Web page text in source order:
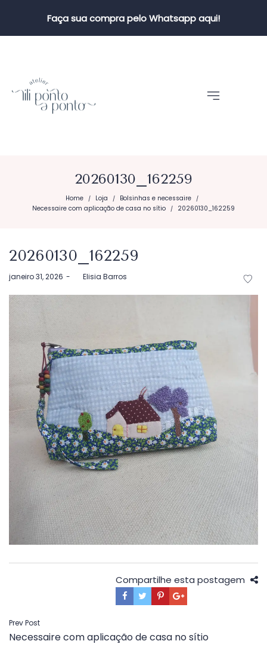
Faça sua compra pelo Whatsapp aqui!
20260130_162259
Home / Loja / Bolsinhas e necessaire /
Necessaire com aplicação de casa no sítio / 20260130_162259
20260130_162259
Postado
janeiro 31, 2026 byElisia Barros
Compartilhe esta postagem
Navegação
de
Prev Post
Necessaire com aplicação de casa no sítio